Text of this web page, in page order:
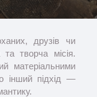
друзів чи
творча місія.
матеріальними
інший підхід —